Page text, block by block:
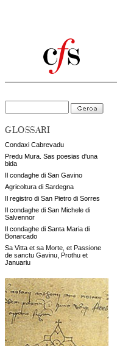
GLOSSARI
Condaxi Cabrevadu
Predu Mura. Sas poesias d'una
bida
Il condaghe di San Gavino
Agricoltura di Sardegna
Il registro di San Pietro di Sorres
Il condaghe di San Michele di
Salvennor
Il condaghe di Santa Maria di
Bonarcado
Sa Vitta et sa Morte, et Passione
de sanctu Gavinu, Prothu et
Januariu